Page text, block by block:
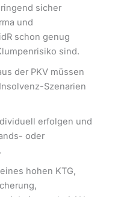
sicher
und
schon genug
sind.
der PKV müssen
Szenarien
erfolgen und
oder
hohen KTG,